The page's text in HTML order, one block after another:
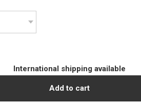
International shipping available
Add to cart